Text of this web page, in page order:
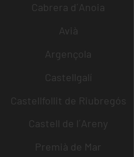
Cabrera d´Anoia
Avià
Argençola
Castellgalí
Castellfollit de Riubregós
Castell de l´Areny
Premià de Mar